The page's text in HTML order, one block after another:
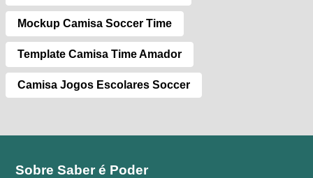
Mockup Camisa Soccer Time
Template Camisa Time Amador
Camisa Jogos Escolares Soccer
Sobre Saber é Poder